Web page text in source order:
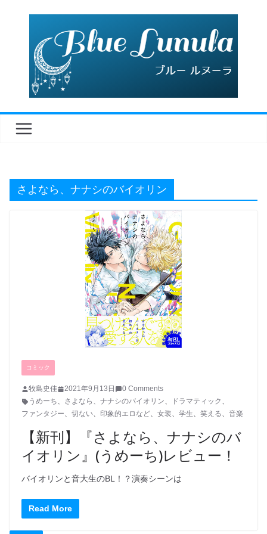
さよなら、ナナシのバイオリン
コミック
牧島史佳 2021年9月13日
0 Comments
うめーち、 さよなら、ナナシのバイオリン、 ドラマティック 、
ファンタジー、 切ない、 印象的エロなど、 女装、 学生、 笑える、 音楽
【新刊】『さよなら、ナナシのバ
イオリン』(うめーち)レビュー！
バイオリンと音大生のBL！？演奏シーンは
Read More